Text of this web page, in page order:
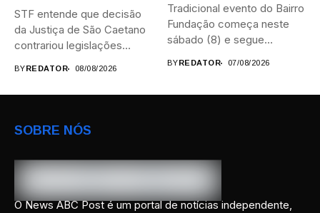
STF entende que decisão
da Justiça de São Caetano
contrariou legislações
BY REDATOR 08/08/2026
Tradicional evento do Bairro
Fundação começa neste
sábado (8) e segue
BY REDATOR 07/08/2026
SOBRE NÓS
O News ABC Post é um portal de notícias independente,